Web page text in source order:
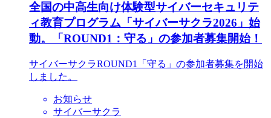
全国の中高生向け体験型サイバーセキュリテ
ィ教育プログラム「サイバーサクラ2026」始
動。「ROUND1：守る」の参加者募集開始！
サイバーサクラROUND1「守る」の参加者募集を開始
しました。
お知らせ
サイバーサクラ